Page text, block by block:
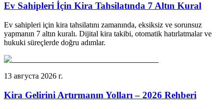
Ev Sahipleri İçin Kira Tahsilatında 7 Altın Kural
Ev sahipleri için kira tahsilatını zamanında, eksiksiz ve sorunsuz
yapmanın 7 altın kuralı. Dijital kira takibi, otomatik hatırlatmalar ve
hukuki süreçlerde doğru adımlar.
13 августа 2026 г.
Kira Gelirini Artırmanın Yolları – 2026 Rehberi